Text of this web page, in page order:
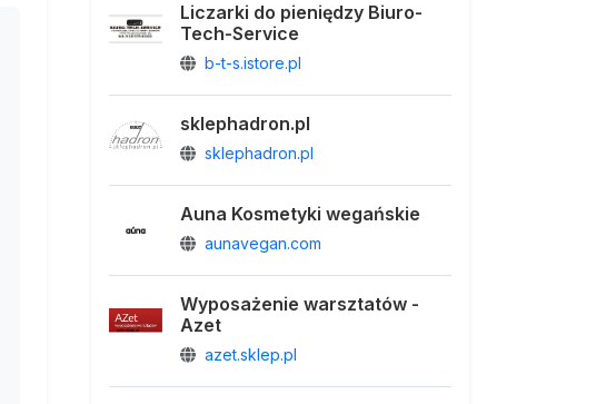
Liczarki do pieniędzy Biuro-
Tech-Service
b-t-s.istore.pl
sklephadron.pl
sklephadron.pl
Auna Kosmetyki wegańskie
aunavegan.com
Wyposażenie warsztatów -
Azet
azet.sklep.pl